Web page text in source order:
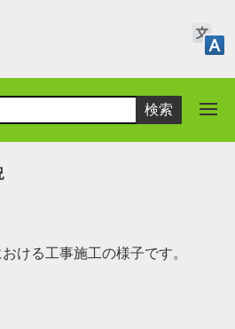
ける工事施工の様子です。